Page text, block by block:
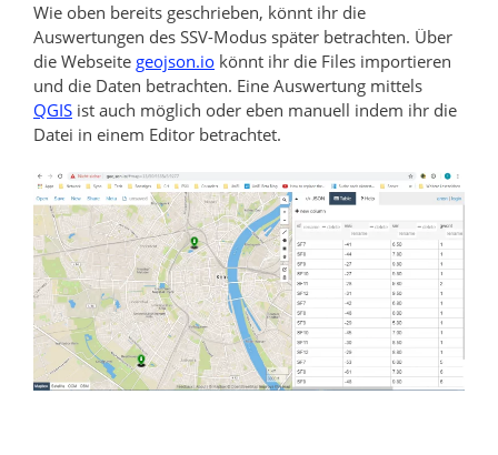
Wie oben bereits geschrieben, könnt ihr die
Auswertungen des SSV-Modus später betrachten. Über
die Webseite geojson.io könnt ihr die Files importieren
und die Daten betrachten. Eine Auswertung mittels
QGIS ist auch möglich oder eben manuell indem ihr die
Datei in einem Editor betrachtet.